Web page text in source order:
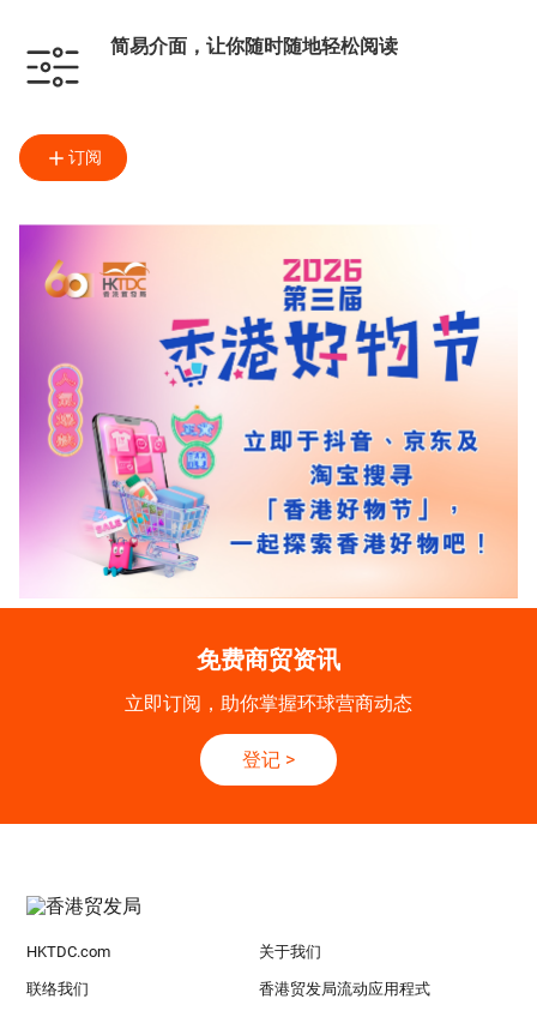
简易介面，让你随时随地轻松阅读
订阅
免费商贸资讯
立即订阅，助你掌握环球营商动态
登记 >
HKTDC.com 关于我们
联络我们 香港贸发局流动应用程式